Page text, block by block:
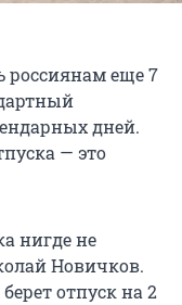
россиянам еще 7
дней.
— это
нигде не
Новичков.
отпуск на 2